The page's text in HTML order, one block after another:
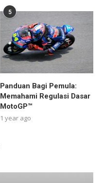
5
Panduan Bagi Pemula:
Memahami Regulasi Dasar
MotoGP™
1 year ago